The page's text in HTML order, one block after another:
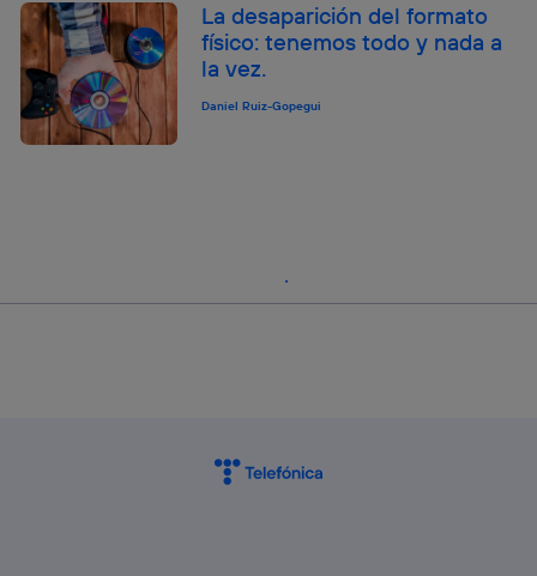
La desaparición del formato
físico: tenemos todo y nada a
la vez.
Daniel Ruiz-Gopegui